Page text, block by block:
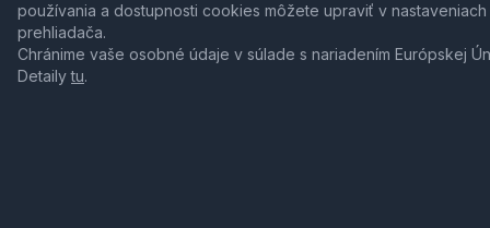
používania a dostupnosti cookies môžete upraviť v nastaveniach
prehliadača.
Chránime vaše osobné údaje v súlade s nariadením Európskej
Detailytu.